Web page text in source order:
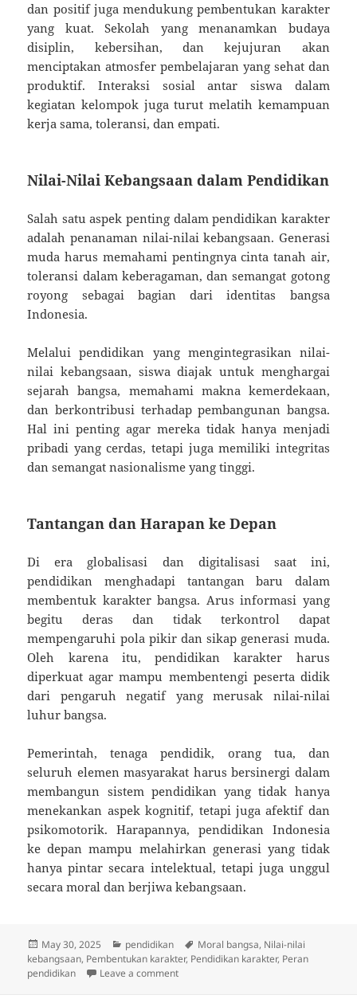
dan positif juga mendukung pembentukan karakter
yang kuat. Sekolah yang menanamkan budaya
disiplin, kebersihan, dan kejujuran akan
menciptakan atmosfer pembelajaran yang sehat dan
produktif. Interaksi sosial antar siswa dalam
kegiatan kelompok juga turut melatih kemampuan
kerja sama, toleransi, dan empati.
Nilai-Nilai Kebangsaan dalam Pendidikan
Salah satu aspek penting dalam pendidikan karakter
adalah penanaman nilai-nilai kebangsaan. Generasi
muda harus memahami pentingnya cinta tanah air,
toleransi dalam keberagaman, dan semangat gotong
royong sebagai bagian dari identitas bangsa
Indonesia.
Melalui pendidikan yang mengintegrasikan nilai-
nilai kebangsaan, siswa diajak untuk menghargai
sejarah bangsa, memahami makna kemerdekaan,
dan berkontribusi terhadap pembangunan bangsa.
Hal ini penting agar mereka tidak hanya menjadi
pribadi yang cerdas, tetapi juga memiliki integritas
dan semangat nasionalisme yang tinggi.
Tantangan dan Harapan ke Depan
Di era globalisasi dan digitalisasi saat ini,
pendidikan menghadapi tantangan baru dalam
membentuk karakter bangsa. Arus informasi yang
begitu deras dan tidak terkontrol dapat
mempengaruhi pola pikir dan sikap generasi muda.
Oleh karena itu, pendidikan karakter harus
diperkuat agar mampu membentengi peserta didik
dari pengaruh negatif yang merusak nilai-nilai
luhur bangsa.
Pemerintah, tenaga pendidik, orang tua, dan
seluruh elemen masyarakat harus bersinergi dalam
membangun sistem pendidikan yang tidak hanya
menekankan aspek kognitif, tetapi juga afektif dan
psikomotorik. Harapannya, pendidikan Indonesia
ke depan mampu melahirkan generasi yang tidak
hanya pintar secara intelektual, tetapi juga unggul
secara moral dan berjiwa kebangsaan.
Posted
on
May 30, 2025 Categories
pendidikan Tags
Moral bangsa, Nilai-nilai
kebangsaan, Pembentukan karakter, Pendidikan karakter, Peran
pendidikan
Leave a commenton Pendidikan dan Perannya dalam